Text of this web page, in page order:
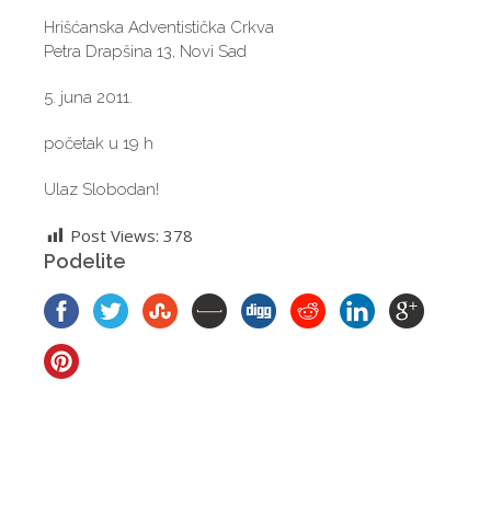
Hrišćanska Adventistička Crkva
Petra Drapšina 13, Novi Sad
5. juna 2011.
početak u 19 h
Ulaz Slobodan!
Post Views: 378
Podelite